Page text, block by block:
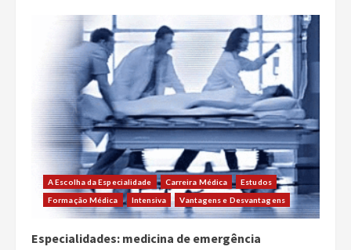
A Escolha da Especialidade Carreira Médica
Estudos
Formação Médica
Intensiva Vantagens e Desvantagens
Especialidades: medicina de emergência